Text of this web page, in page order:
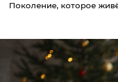
Поколение, которое